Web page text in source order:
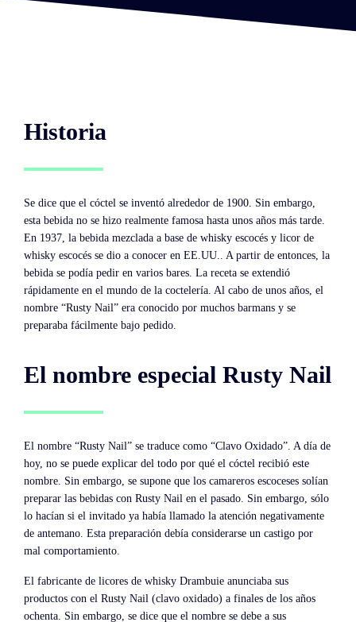
Historia
Se dice que el cóctel se inventó alrededor de 1900. Sin embargo,
esta bebida no se hizo realmente famosa hasta unos años más tarde.
En 1937, la bebida mezclada a base de whisky escocés y licor de
whisky escocés se dio a conocer en EE.UU.. A partir de entonces, la
bebida se podía pedir en varios bares. La receta se extendió
rápidamente en el mundo de la coctelería. Al cabo de unos años, el
nombre “Rusty Nail” era conocido por muchos barmans y se
preparaba fácilmente bajo pedido.
El nombre especial Rusty Nail
El nombre “Rusty Nail” se traduce como “Clavo Oxidado”. A día de
hoy, no se puede explicar del todo por qué el cóctel recibió este
nombre. Sin embargo, se supone que los camareros escoceses solían
preparar las bebidas con Rusty Nail en el pasado. Sin embargo, sólo
lo hacían si el invitado ya había llamado la atención negativamente
de antemano. Esta preparación debía considerarse un castigo por
mal comportamiento.
El fabricante de licores de whisky Drambuie anunciaba sus
productos con el Rusty Nail (clavo oxidado) a finales de los años
ochenta. Sin embargo, se dice que el nombre se debe a sus